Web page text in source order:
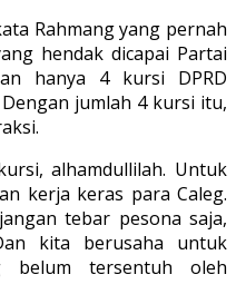
Rahmang yang pernah
hendak dicapai Partai
hanya 4 kursi DPRD
jumlah 4 kursi itu,
alhamdullilah. Untuk
kerja keras para Caleg.
tebar pesona saja,
kita berusaha untuk
belum tersentuh oleh